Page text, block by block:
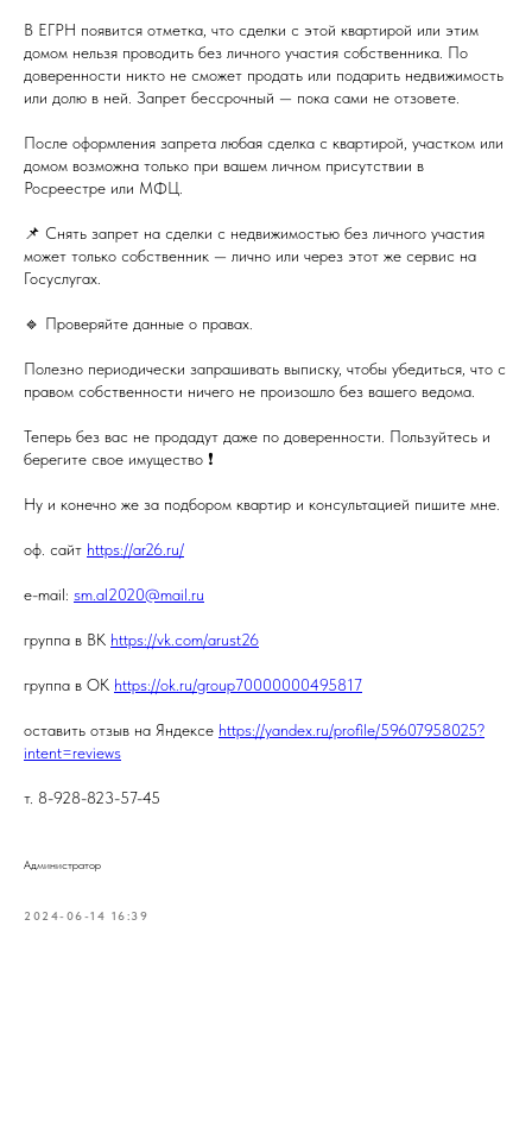
В ЕГРН появится отметка, что сделки с этой квартирой или этим
домом нельзя проводить без личного участия собственника. По
доверенности никто не сможет продать или подарить недвижимость
или долю в ней. Запрет бессрочный — пока сами не отзовете.
После оформления запрета любая сделка с квартирой, участком или
домом возможна только при вашем личном присутствии в
Росреестре или МФЦ.
📌 Снять запрет на сделки с недвижимостью без личного участия
может только собственник — лично или через этот же сервис на
Госуслугах.
🔹 Проверяйте данные о правах.
Полезно периодически запрашивать выписку, чтобы убедиться, что с
правом собственности ничего не произошло без вашего ведома.
Теперь без вас не продадут даже по доверенности. Пользуйтесь и
берегите свое имущество ❗
Ну и конечно же за подбором квартир и консультацией пишите мне.
оф. сайт https://ar26.ru/
e-mail: sm.al2020@mail.ru
группа в ВК https://vk.com/arust26
группа в ОК https://ok.ru/group70000000495817
оставить отзыв на Яндексе https://yandex.ru/profile/59607958025?
intent=reviews
т. 8-928-823-57-45
Администратор
2024-06-14 16:39